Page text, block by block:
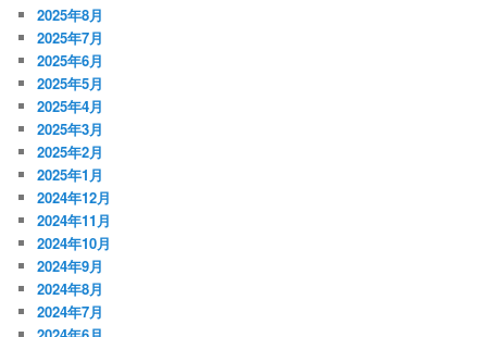
2025年8月
2025年7月
2025年6月
2025年5月
2025年4月
2025年3月
2025年2月
2025年1月
2024年12月
2024年11月
2024年10月
2024年9月
2024年8月
2024年7月